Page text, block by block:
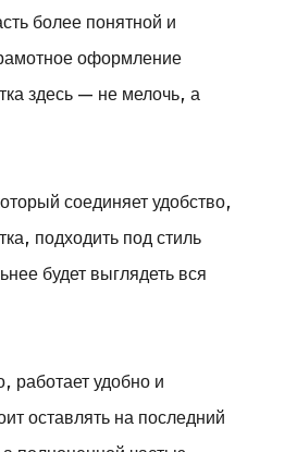
более понятной и
оформление
здесь — не мелочь, а
соединяет удобство,
подходить под стиль
будет выглядеть вся
работает удобно и
оставлять на последний